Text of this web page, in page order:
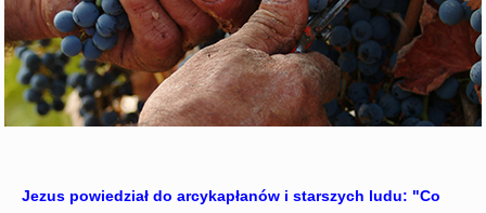
Jezus powiedział do arcykapłanów i starszych ludu: "Co